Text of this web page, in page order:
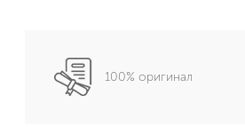
100% оригинал